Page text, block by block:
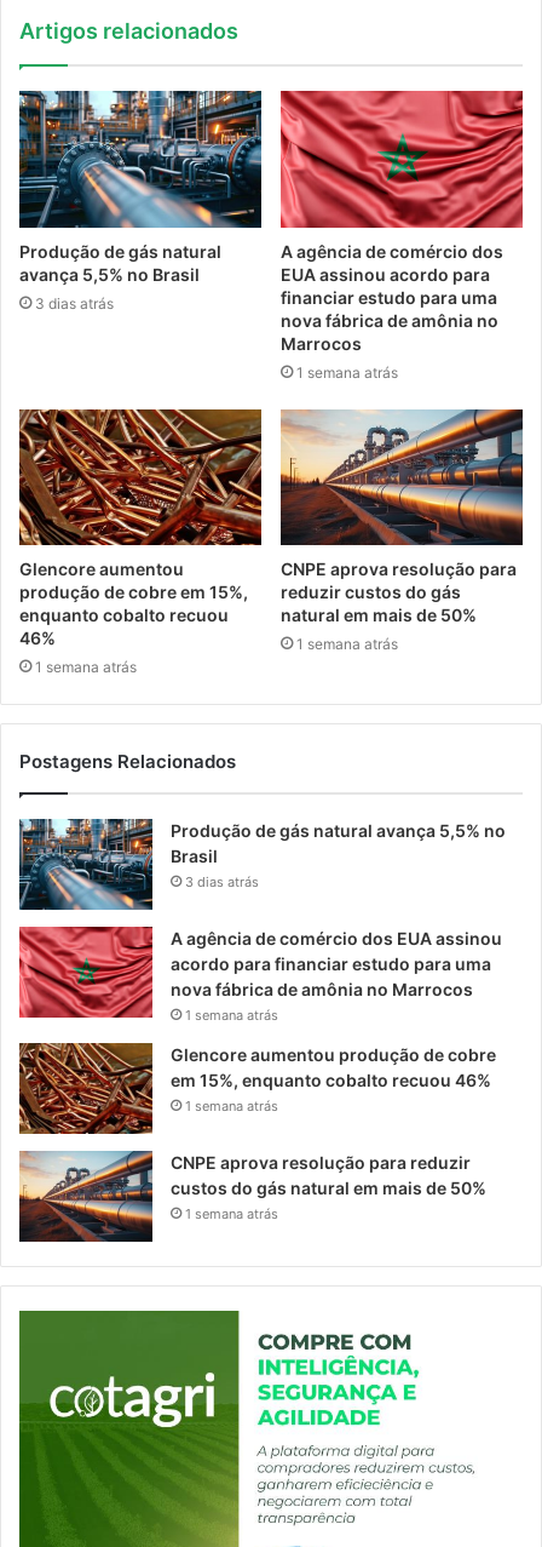
Artigos relacionados
Produção de gás natural
avança 5,5% no Brasil
3 dias atrás
A agência de comércio dos
EUA assinou acordo para
financiar estudo para uma
nova fábrica de amônia no
Marrocos
1 semana atrás
Glencore aumentou
produção de cobre em 15%,
enquanto cobalto recuou
46%
1 semana atrás
CNPE aprova resolução para
reduzir custos do gás
natural em mais de 50%
1 semana atrás
Postagens Relacionados
Produção de gás natural avança 5,5% no
Brasil
3 dias atrás
A agência de comércio dos EUA assinou
acordo para financiar estudo para uma
nova fábrica de amônia no Marrocos
1 semana atrás
Glencore aumentou produção de cobre
em 15%, enquanto cobalto recuou 46%
1 semana atrás
CNPE aprova resolução para reduzir
custos do gás natural em mais de 50%
1 semana atrás